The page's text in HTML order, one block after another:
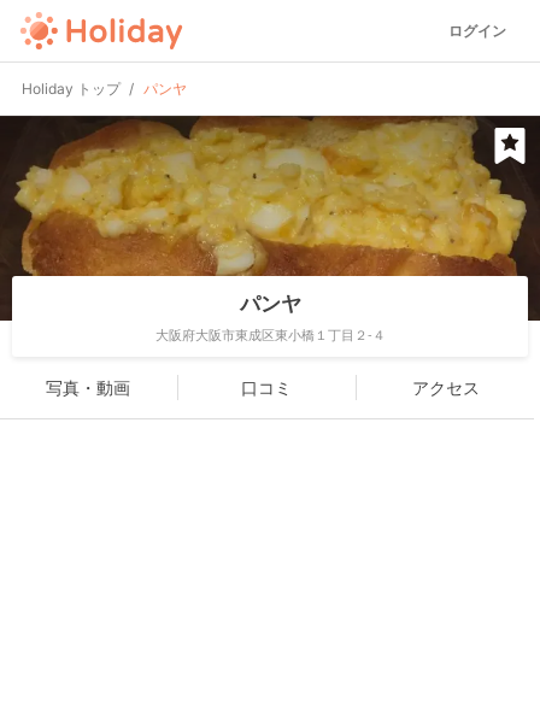
ログイン
Holiday トップ パンヤ
パンヤ
大阪府大阪市東成区東小橋１丁目２-４
写真・動画 口コミ アクセス